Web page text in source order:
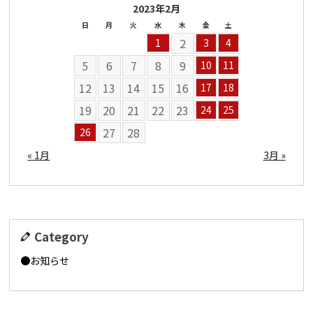
2023年2月
日 月 火 水 木 金 土
1 2 3 4
5 6 7 8 9 10 11
12 13 14 15 16 17 18
19 20 21 22 23 24
25
26
27 28
« 1月 3月 »
Category
お知らせ